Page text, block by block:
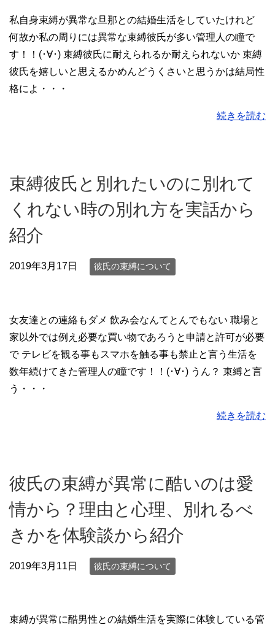
私自身束縛が異常な旦那との結婚生活をしていたけれど
何故か私の周りには異常な束縛彼氏が多い管理人の瞳で
す！！(･∀･) 束縛彼氏に耐えられるか耐えられないか 束縛
彼氏を嬉しいと思えるかめんどうくさいと思うかは結局性
格によ・・・
続きを読む
束縛彼氏と別れたいのに別れて
くれない時の別れ方を実話から
紹介
2019年3月17日 彼氏の束縛について
女友達との連絡もダメ 飲み会なんてとんでもない 職場と
家以外では例え必要な買い物であろうと申請と許可が必要
で テレビを観る事もスマホを触る事も禁止と言う生活を
数年続けてきた管理人の瞳です！！(･∀･) うん？ 束縛と言
う・・・
続きを読む
彼氏の束縛が異常に酷いのは愛
情から？理由と心理、別れるべ
きかを体験談から紹介
2019年3月11日 彼氏の束縛について
束縛が異常に酷男性との結婚生活を実際に体験している管